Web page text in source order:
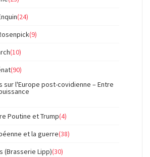
(24)
(9)
(10)
(90)
sur l'Europe post-covidienne – Entre
Poutine et Trump(4)
et la guerre(38)
(Brasserie Lipp)(30)